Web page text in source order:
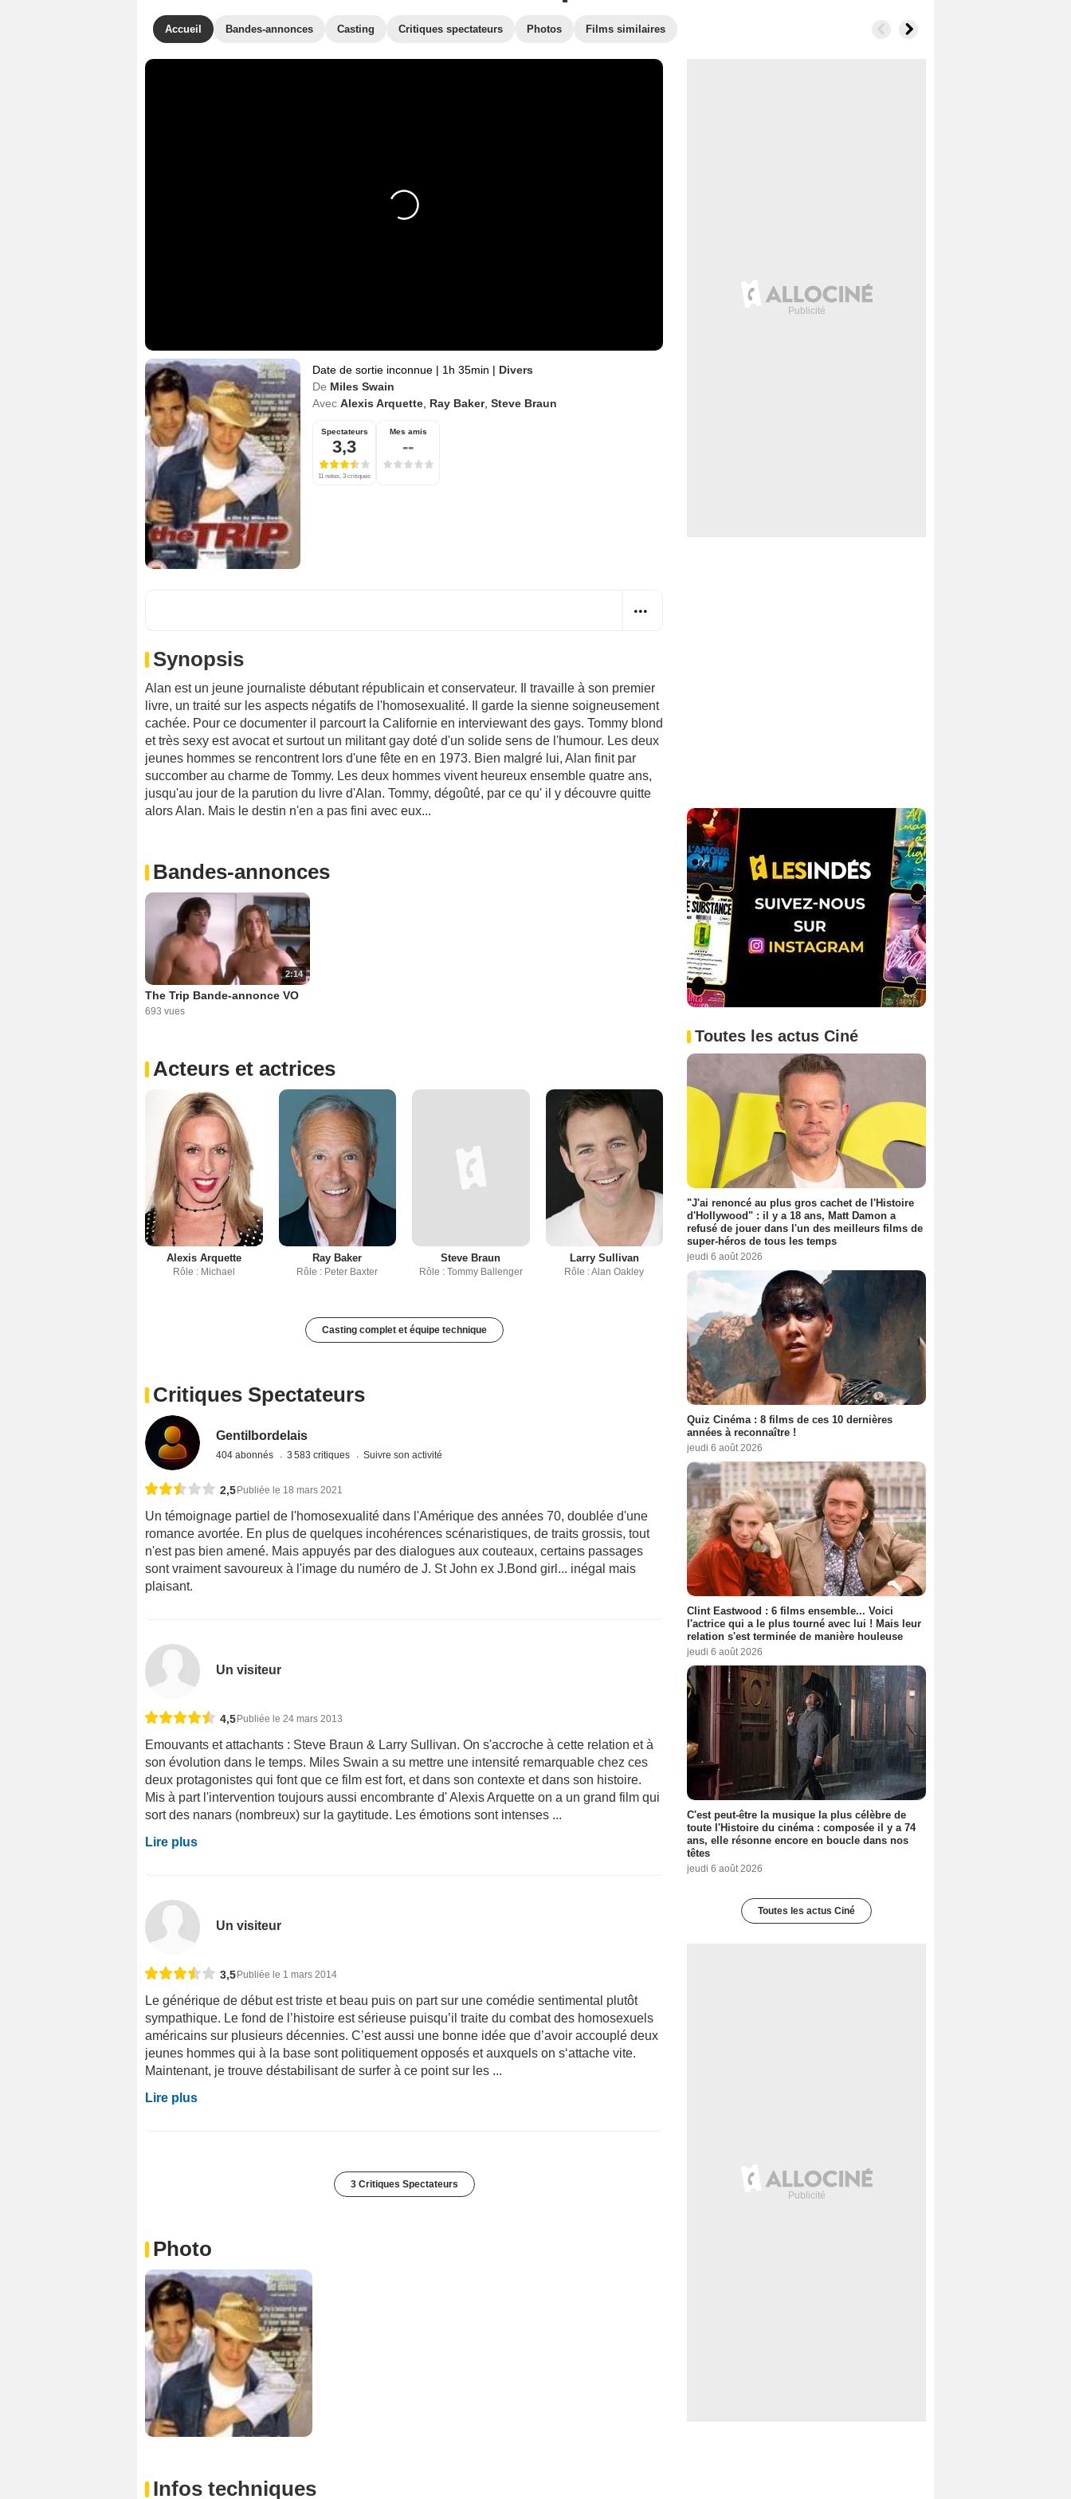
Accueil Bandes-annonces Casting Critiques spectateurs Photos Films similaires
Date de sortie inconnue | 1h 35min | Divers
De Miles Swain
Avec Alexis Arquette Ray Baker, Steve Braun
Spectateurs
3,3
11 notes, 3 critiques
Mes amis
--
Synopsis
Alan est un jeune journaliste débutant républicain et conservateur. Il travaille à son premier
livre, un traité sur les aspects négatifs de l'homosexualité. Il garde la sienne soigneusement
cachée. Pour ce documenter il parcourt la Californie en interviewant des gays. Tommy blond
et très sexy est avocat et surtout un militant gay doté d'un solide sens de l'humour. Les deux
jeunes hommes se rencontrent lors d'une fête en en 1973. Bien malgré lui, Alan finit par
succomber au charme de Tommy. Les deux hommes vivent heureux ensemble quatre ans,
jusqu'au jour de la parution du livre d'Alan. Tommy, dégoûté, par ce qu' il y découvre quitte
alors Alan. Mais le destin n'en a pas fini avec eux...
Bandes-annonces
2:14
The Trip Bande-annonce VO
693 vues
Acteurs et actrices
Alexis Arquette
Rôle : Michael
Ray Baker
Rôle : Peter Baxter
Steve Braun
Rôle : Tommy Ballenger
Larry Sullivan
Rôle : Alan Oakley
Casting complet et équipe technique
Critiques Spectateurs
Gentilbordelais
404 abonnés 3 583 critiques Suivre son activité
2,5 Publiée le 18 mars 2021
Un témoignage partiel de l'homosexualité dans l'Amérique des années 70, doublée d'une
romance avortée. En plus de quelques incohérences scénaristiques, de traits grossis, tout
n'est pas bien amené. Mais appuyés par des dialogues aux couteaux, certains passages
sont vraiment savoureux à l'image du numéro de J. St John ex J.Bond girl... inégal mais
plaisant.
Un visiteur
4,5 Publiée le 24 mars 2013
Emouvants et attachants : Steve Braun & Larry Sullivan. On s'accroche à cette relation et à
son évolution dans le temps. Miles Swain a su mettre une intensité remarquable chez ces
deux protagonistes qui font que ce film est fort, et dans son contexte et dans son histoire.
Mis à part l'intervention toujours aussi encombrante d' Alexis Arquette on a un grand film qui
sort des nanars (nombreux) sur la gaytitude. Les émotions sont intenses ...
Lire plus
Un visiteur
3,5 Publiée le 1 mars 2014
Le générique de début est triste et beau puis on part sur une comédie sentimental plutôt
sympathique. Le fond de l’histoire est sérieuse puisqu’il traite du combat des homosexuels
américains sur plusieurs décennies. C’est aussi une bonne idée que d’avoir accouplé deux
jeunes hommes qui à la base sont politiquement opposés et auxquels on s‘attache vite.
Maintenant, je trouve déstabilisant de surfer à ce point sur les ...
Lire plus
3 Critiques Spectateurs
Photo
Infos techniques
Toutes les actus Ciné
"J'ai renoncé au plus gros cachet de l'Histoire
d'Hollywood" : il y a 18 ans, Matt Damon a
refusé de jouer dans l'un des meilleurs films de
super-héros de tous les temps
jeudi 6 août 2026
Quiz Cinéma : 8 films de ces 10 dernières
années à reconnaître !
jeudi 6 août 2026
Clint Eastwood : 6 films ensemble... Voici
l'actrice qui a le plus tourné avec lui ! Mais leur
relation s'est terminée de manière houleuse
jeudi 6 août 2026
C'est peut-être la musique la plus célèbre de
toute l'Histoire du cinéma : composée il y a 74
ans, elle résonne encore en boucle dans nos
têtes
jeudi 6 août 2026
Toutes les actus Ciné